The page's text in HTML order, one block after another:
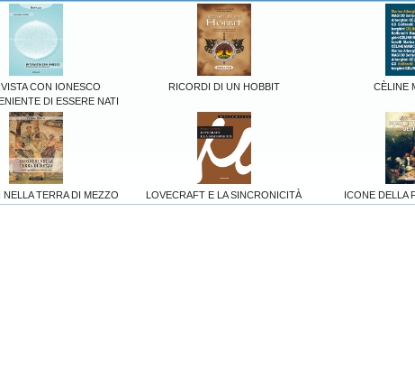
CON IONESCO
DI ESSERE NATI
RICORDI DI UN HOBBIT CÈLINE
NELLA TERRA DI MEZZO LOVECRAFT E LA SINCRONICITÀ ICONE DELLA